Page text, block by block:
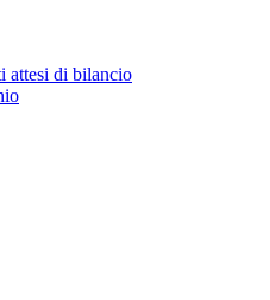
attesi di bilancio